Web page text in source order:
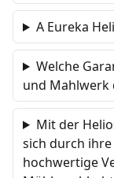
A Eureka
Welche
und Mahlwerk
Mit der
sich durch
hochwertige